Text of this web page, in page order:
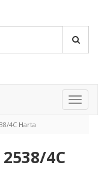
4C Harta
4C